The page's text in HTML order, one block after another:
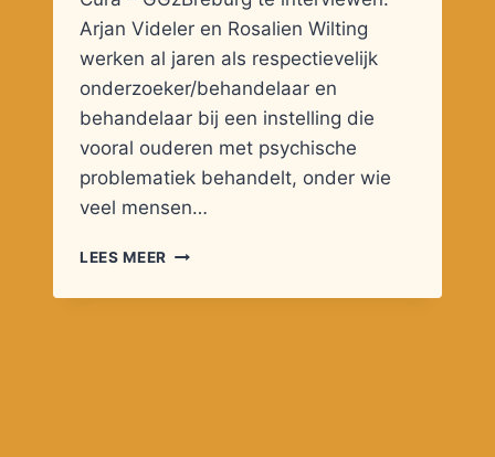
Arjan Videler en Rosalien Wilting
werken al jaren als respectievelijk
onderzoeker/behandelaar en
behandelaar bij een instelling die
vooral ouderen met psychische
problematiek behandelt, onder wie
veel mensen…
LEES MEER HET
VAN